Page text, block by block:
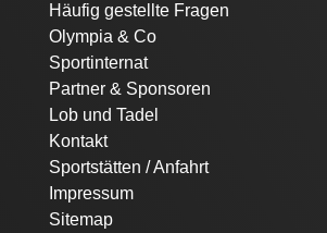
Häufig gestellte Fragen
Olympia & Co
Sportinternat
Partner & Sponsoren
Lob und Tadel
Kontakt
Sportstätten / Anfahrt
Impressum
Sitemap